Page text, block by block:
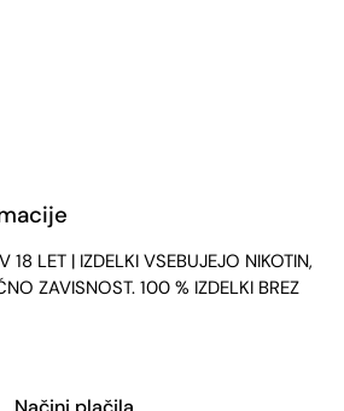
18 LET | IZDELKI VSEBUJEJO NIKOTIN,
ZAVISNOST. 100 % IZDELKI BREZ